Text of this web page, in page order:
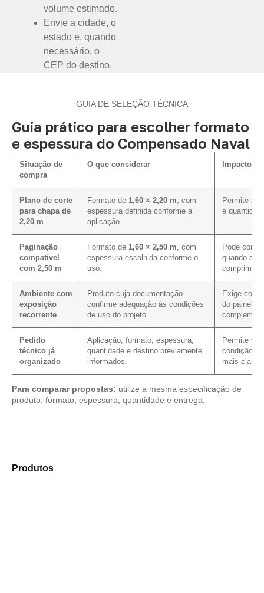
volume estimado.
Envie a cidade, o
estado e, quando
necessário, o
CEP do destino.
GUIA DE SELEÇÃO TÉCNICA
Guia prático para escolher formato
e espessura do Compensado Naval
Situação de
compra
O que considerar Impacto
Plano de corte
para chapa de
2,20 m
Formato de 1,60 × 2,20 m , com
espessura definida conforme a
aplicação.
Permite
e
Paginação
compatível
com 2,50 m
Formato de 1,60 × 2,50 m , com
espessura escolhida conforme o
uso.
Pode
quando a
Ambiente com
exposição
recorrente
Produto cuja documentação
confirme adequação às condições
de uso do projeto.
Exige
do painel e
Pedido
técnico já
organizado
Aplicação, formato, espessura,
quantidade e destino previamente
informados.
Permite
condição
mais
Para comparar propostas: utilize a mesma especificação de
produto, formato, espessura, quantidade e entrega.
Produtose selecione o tipo de chapa mais compatível